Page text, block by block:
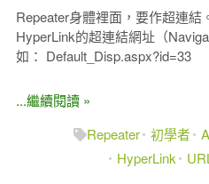
Repeater身體裡面，要作超連結
HyperLink的超連結網址（
如： Default_Disp.aspx?id=33
...繼續閱讀 »
Repeater 初學者
HyperLink